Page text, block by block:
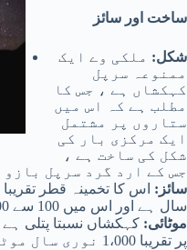
ساخت اور سائز
شکل: ملکی وے ایک
ممنوعہ سرپل
کہکشاں ہے ، جس کا
مطلب ہے کہ اس میں
ستاروں پر مشتمل
ایک مرکزی بار کی
شکل کی ساخت ہے ،
جس کے ارد گرد سرپل بازو
سائز:
سال ہے اور اس میں 100 سے 400 ارب ستارے شامل ہیں۔
موٹائی: کہکشاں نسبتا پتلی
پر تقریبا 1،000 نوری سال موٹی ہے۔